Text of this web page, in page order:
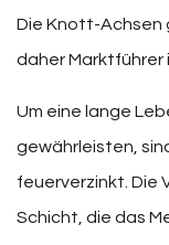
Die Knott-Achsen
daher Marktführer
Um eine lange
gewährleisten,
feuerverzinkt. Die
Schicht, die das